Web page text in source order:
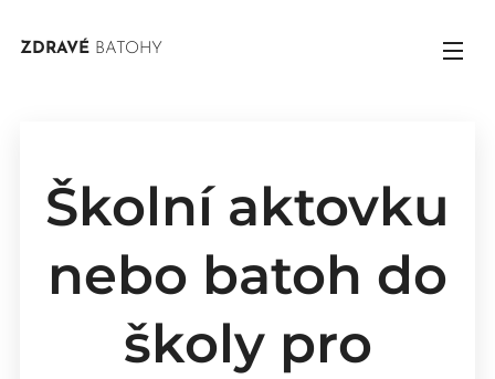
ZDRAVÉ BATOHY
Školní aktovku
nebo batoh do
školy pro